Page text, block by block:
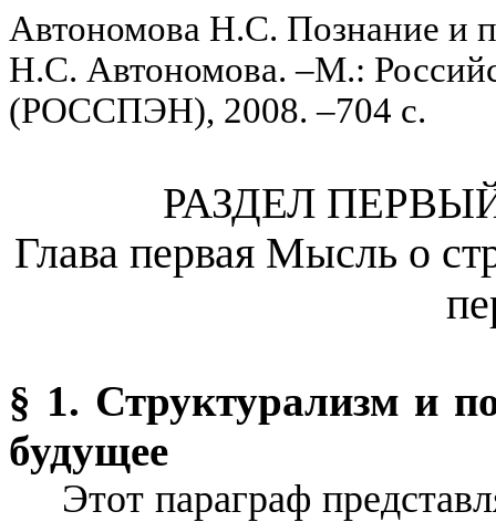
Автономова Н.С. Познание и
Н.С. Автономова.–М.:
(РОССПЭН), 2008. –704 с.
РАЗДЕЛ
Глава первая Мысль о
§ 1. Структурализм и
будущее
Этот параграф